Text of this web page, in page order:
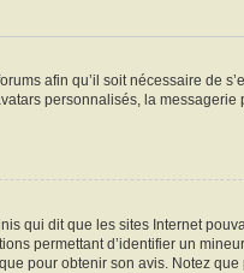
afin qu’il soit nécessaire de
personnalisés, la
qui dit que les sites Internet
permettant d’identifier un
pour obtenir son avis. Notez